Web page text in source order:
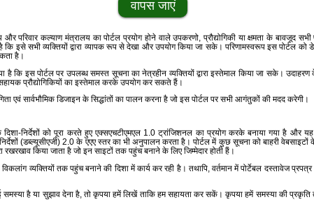
वापस जाएं
परिवार कल्‍याण मंत्रालय का पोर्टल प्रयोग होने वाले उपकरणो, प्रौद्योगिकी या क्षमता के बावजूद
इसे सभी व्‍यक्‍तियों द्वारा व्‍यापक रूप से देखा और उपयोग किया जा सके। परिणामस्‍वरूप इस पोर्टल को
है।
कि इस पोर्टल पर उपलब्‍ध समस्‍त सूचना का नेत्रहीन व्‍यक्‍तियों द्वारा इस्‍तेमाल किया जा सके। उदाहरण
प्रौद्योगिकियों का इस्‍तेमाल करके उपयोग कर सकते हैं।
एवं सार्वभौमिक डिजाइन के सिद्धांतों का पालन करना है जो इस पोर्टल पर सभी आगंतुकों की मदद करेगी।
निर्देशों को पूरा करते हुए एक्‍सएचटीएमएल 1.0 ट्रांजिशनल का प्रयोग करके बनाया गया है और यह
निर्देशों (डब्‍ल्‍यूसीएजी) 2.0 के एएए स्‍तर का भी अनुपालन करता है। पोर्टल में कुछ सूचना को बाहरी
रखरखाव किया जाता है जो इन साइटों तक पहुंच बनाने के लिए जिम्‍मेदार होती हैं।
व्‍यक्‍तियों तक पहुंच बनाने की दिशा में कार्य कर रही है। तथापि, वर्तमान में पोर्टेबल दस्‍तावेज
है या सुझाव देना है, तो कृपया हमें लिखें ताकि हम सहायता कर सकें। कृपया हमें समस्‍या की